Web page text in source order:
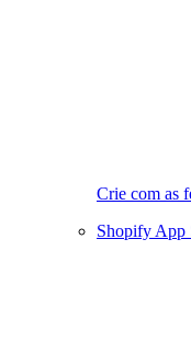
Crie com as
Shopify App